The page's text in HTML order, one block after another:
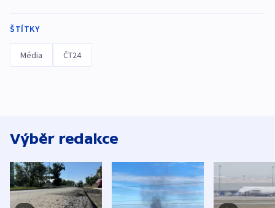
ŠTÍTKY
Média ČT24
Výběr redakce